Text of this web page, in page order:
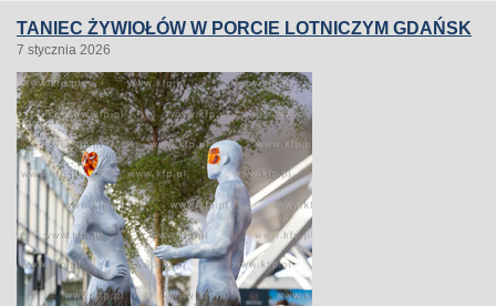
TANIEC ŻYWIOŁÓW W PORCIE LOTNICZYM GDAŃSK
7 stycznia 2026